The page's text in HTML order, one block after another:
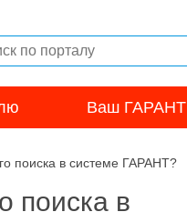
Ваш ГАРАНТ
поиска в системе ГАРАНТ?
поиска в